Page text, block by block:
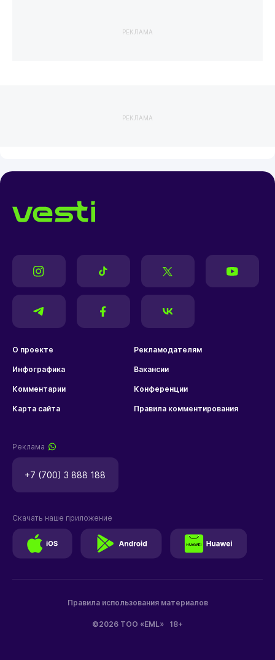
РЕКЛАМА
РЕКЛАМА
О проекте Рекламодателям
Инфографика Вакансии
Комментарии Конференции
Карта сайта Правила комментирования
Реклама
+7 (700) 3 888 188
©2026 ТОО «EML» 18+
Правила использования материалов
Скачать наше приложение